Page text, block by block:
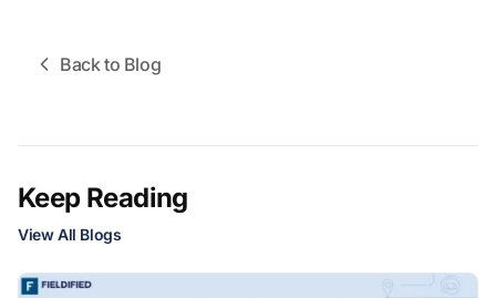
Back to Blog
Keep Reading
View All Blogs